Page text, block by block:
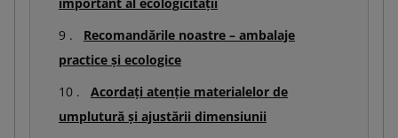
Recomandările noastre – ambalaje
practice și ecologice
Acordați atenție materialelor de
umplutură și ajustării dimensiunii